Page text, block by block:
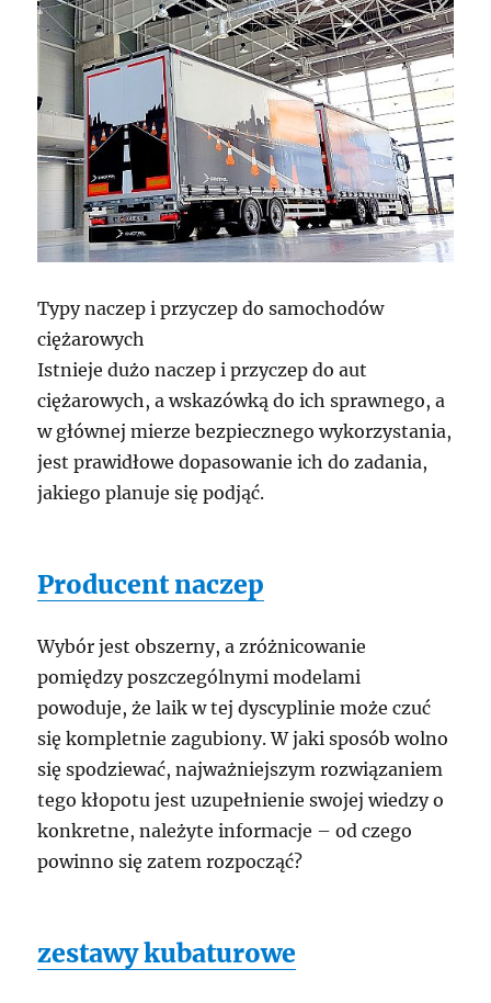
Typy naczep i przyczep do samochodów
ciężarowych
Istnieje dużo naczep i przyczep do aut
ciężarowych, a wskazówką do ich sprawnego, a
w głównej mierze bezpiecznego wykorzystania,
jest prawidłowe dopasowanie ich do zadania,
jakiego planuje się podjąć.
Producent naczep
Wybór jest obszerny, a zróżnicowanie
pomiędzy poszczególnymi modelami
powoduje, że laik w tej dyscyplinie może czuć
się kompletnie zagubiony. W jaki sposób wolno
się spodziewać, najważniejszym rozwiązaniem
tego kłopotu jest uzupełnienie swojej wiedzy o
konkretne, należyte informacje – od czego
powinno się zatem rozpocząć?
zestawy kubaturowe